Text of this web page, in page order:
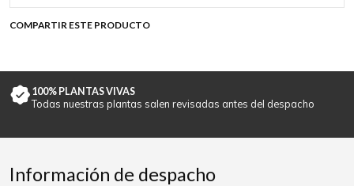
COMPARTIR ESTE PRODUCTO
100% PLANTAS VIVAS
Todas nuestras plantas salen revisadas antes del despacho
Información de despacho